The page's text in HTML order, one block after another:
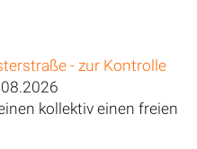
- zur Kontrolle
kollektiv einen freien